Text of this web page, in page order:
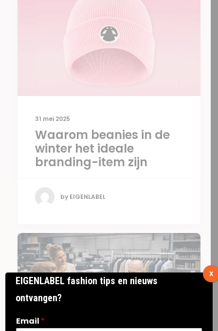
31 mei 2025
Waarom beanies in de
winter het ideale
branding-item zijn
by EIGENLABEL
EIGENLABEL fashion tips en nieuws
ontvangen?
Email *
X